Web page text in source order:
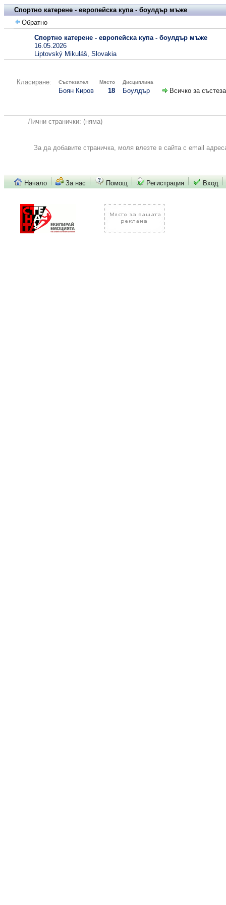
Спортно катерене - европейска купа - боулдър мъже
Обратно
Спортно катерене - европейска купа - боулдър мъже
16.05.2026
Liptovský Mikuláš, Slovakia
Класиране: Състезател Място Дисциплина
Боян Киров 18 Боулдър Всичко за
Лични странички: (няма)
За да добавите страничка, моля влезте в сайта с email
Начало За нас Помощ Регистрация Вход